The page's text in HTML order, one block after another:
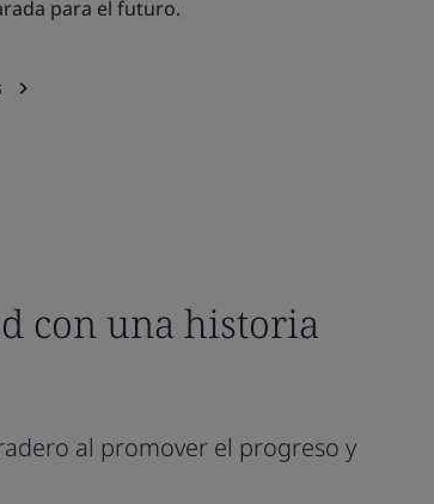
con una historia